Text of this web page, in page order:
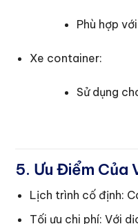
Phù hợp
Xe container:
Sử dụng
5. Ưu Điểm Của
Lịch trình cố định:
Tối ưu chi phí: Với